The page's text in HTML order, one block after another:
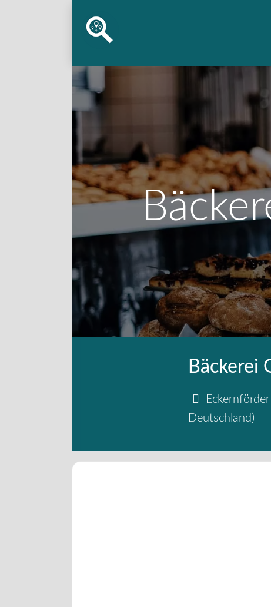
Bäckerei
Deutschland)